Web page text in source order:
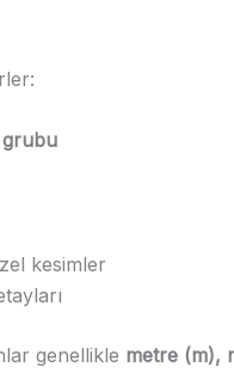
grubu
kesimler
genellikle metre (m),